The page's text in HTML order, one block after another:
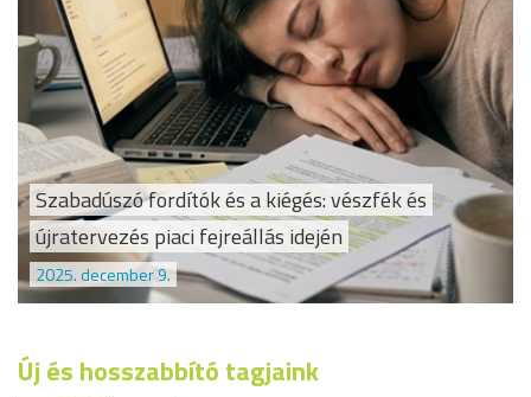
Szabadúszó fordítók és a kiégés: vészfék és
újratervezés piaci fejreállás idején
2025. december 9.
Új és hosszabbító tagjaink